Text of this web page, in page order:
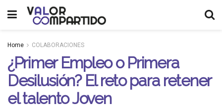
Home COLABORACIONES
¿Primer Empleo o Primera
Desilusión? El reto para retener
el talento Joven